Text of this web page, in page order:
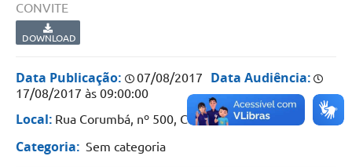
Notícias
Ouvidoria
A Prefeitura
Galeria de Fotos
CONVITE
DOWNLOAD
Data Publicação: 07/08/2017 Data Audiência:
17/08/2017 às 09:00:00
Local: Rua Corumbá, nº 500, Centro
Categoria: Sem categoria